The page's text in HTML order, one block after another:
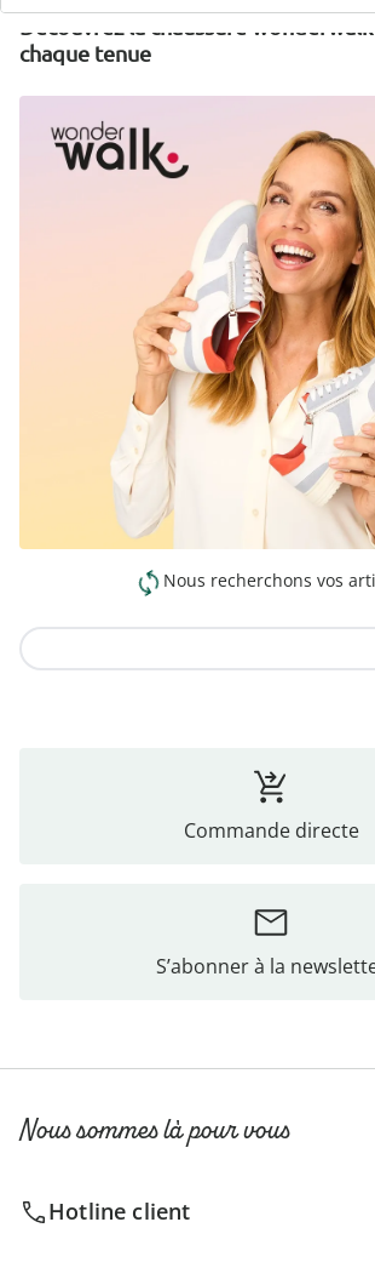
chaque tenue
Nous recherchons vos
Commande directe
S’abonner à la
Nous sommes là pour vous
Hotline client